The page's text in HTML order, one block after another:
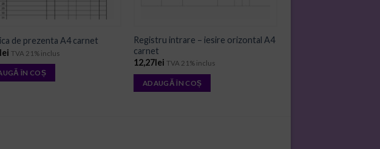
de prezenta A4 carnet
TVA 21% inclus
ÎN COȘ
Registru intrare – iesire orizontal A4
carnet
12,27lei TVA 21% inclus
ADAUGĂ ÎN COȘ